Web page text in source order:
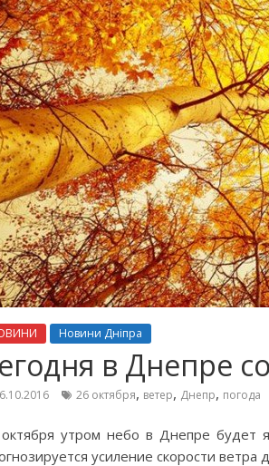
Новини Дніпра
в Днепре
26 октября, ветер, Днепр, погода
утром небо в Днепре будет
усиление скорости